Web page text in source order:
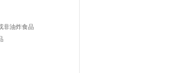
非油炸食品